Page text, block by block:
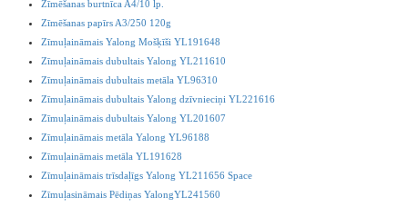
Zīmēšanas burtnīca A4/10 lp.
Zīmēšanas papīrs A3/250 120g
Zīmuļaināmais Yalong Mošķīši YL191648
Zīmuļaināmais dubultais Yalong YL211610
Zīmuļaināmais dubultais metāla YL96310
Zīmuļaināmais dubultais Yalong dzīvnieciņi YL221616
Zīmuļaināmais dubultais Yalong YL201607
Zīmuļaināmais metāla Yalong YL96188
Zīmuļaināmais metāla YL191628
Zīmuļaināmais trīsdaļīgs Yalong YL211656 Space
Zīmuļasināmais Pēdiņas YalongYL241560